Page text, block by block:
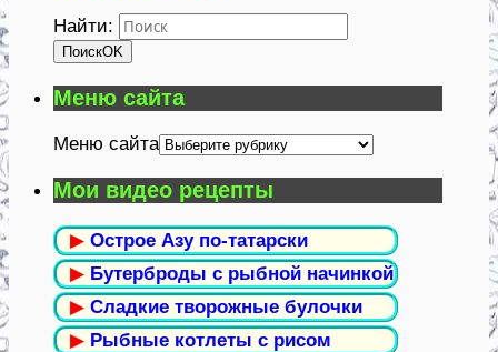
Найти:
ПоискOK
Меню сайта
Меню сайта
Мои видео рецепты
▶ Острое Азу по-татарски
▶ Бутерброды с рыбной начинкой
▶ Сладкие творожные булочки
▶ Рыбные котлеты с рисом